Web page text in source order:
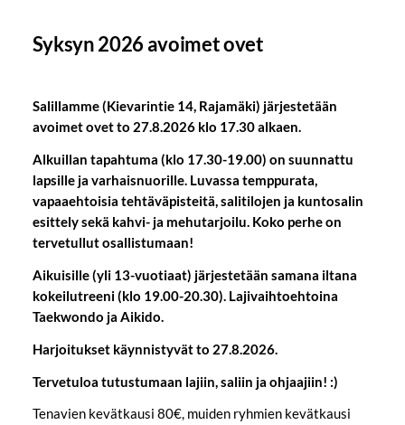
Syksyn 2026 avoimet ovet
Salillamme (Kievarintie 14, Rajamäki) järjestetään
avoimet ovet to 27.8.2026 klo 17.30 alkaen.
Alkuillan tapahtuma (klo 17.30-19.00) on suunnattu
lapsille ja varhaisnuorille. Luvassa temppurata,
vapaaehtoisia tehtäväpisteitä, salitilojen ja kuntosalin
esittely sekä kahvi- ja mehutarjoilu. Koko perhe on
tervetullut osallistumaan!
Aikuisille (yli 13-vuotiaat) järjestetään samana iltana
kokeilutreeni (klo 19.00-20.30). Lajivaihtoehtoina
Taekwondo ja Aikido.
Harjoitukset käynnistyvät to 27.8.2026.
Tervetuloa tutustumaan lajiin, saliin ja ohjaajiin! :)
Tenavien kevätkausi 80€, muiden ryhmien kevätkausi